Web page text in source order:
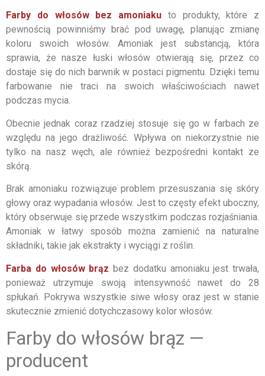
Farby do włosów bez amoniaku to produkty, które z
pewnością powinniśmy brać pod uwagę, planując zmianę
koloru swoich włosów. Amoniak jest substancją, która
sprawia, że nasze łuski włosów otwierają się, przez co
dostaje się do nich barwnik w postaci pigmentu. Dzięki temu
farbowanie nie traci na swoich właściwościach nawet
podczas mycia.
Obecnie jednak coraz rzadziej stosuje się go w farbach ze
względu na jego drażliwość. Wpływa on niekorzystnie nie
tylko na nasz węch, ale również bezpośredni kontakt ze
skórą.
Brak amoniaku rozwiązuje problem przesuszania się skóry
głowy oraz wypadania włosów. Jest to częsty efekt uboczny,
który obserwuje się przede wszystkim podczas rozjaśniania.
Amoniak w łatwy sposób można zamienić na naturalne
składniki, takie jak ekstrakty i wyciągi z roślin.
Farba do włosów brąz bez dodatku amoniaku jest trwała,
ponieważ utrzymuje swoją intensywność nawet do 28
spłukań. Pokrywa wszystkie siwe włosy oraz jest w stanie
skutecznie zmienić dotychczasowy kolor włosów.
Farby do włosów brąz —
producent